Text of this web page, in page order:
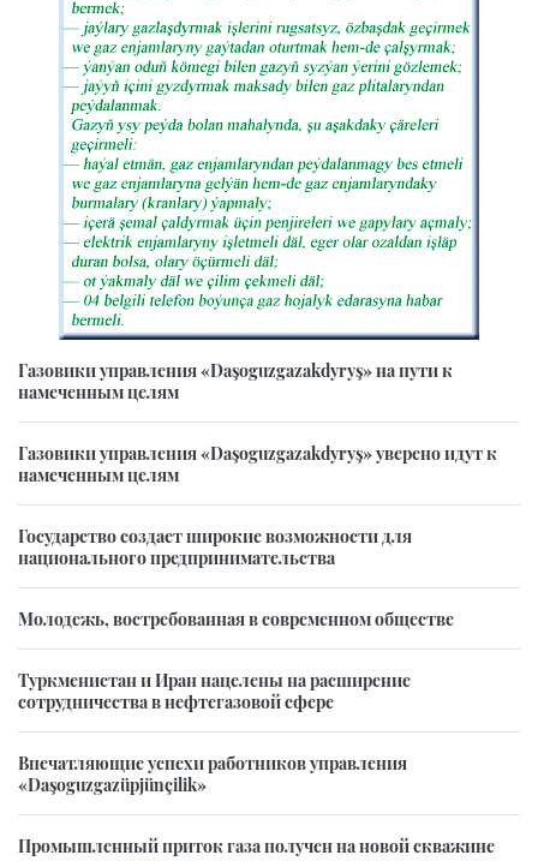
Газовики управления «Daşoguzgazakdyryş» на пути к
намеченным целям
Газовики управления «Daşoguzgazakdyryş» уверено идут к
намеченным целям
Государство создает широкие возможности для
национального предпринимательства
Молодежь, востребованная в современном обществе
Туркменистан и Иран нацелены на расширение
сотрудничества в нефтегазовой сфере
Впечатляющие успехи работников управления
«Daşoguzgazüpjünçilik»
Промышленный приток газа получен на новой скважине